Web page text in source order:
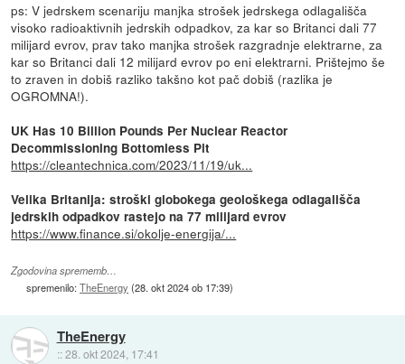
ps: V jedrskem scenariju manjka strošek jedrskega odlagališča
visoko radioaktivnih jedrskih odpadkov, za kar so Britanci dali 77
milijard evrov, prav tako manjka strošek razgradnje elektrarne, za
kar so Britanci dali 12 milijard evrov po eni elektrarni. Prištejmo še
to zraven in dobiš razliko takšno kot pač dobiš (razlika je
OGROMNA!).
UK Has 10 Billion Pounds Per Nuclear Reactor
Decommissioning Bottomless Pit
https://cleantechnica.com/2023/11/19/uk...
Velika Britanija: stroški globokega geološkega odlagališča
jedrskih odpadkov rastejo na 77 milijard evrov
https://www.finance.si/okolje-energija/...
Zgodovina sprememb…
spremenilo:TheEnergy (28. okt 2024 ob 17:39)
TheEnergy
::28. okt 2024, 17:41